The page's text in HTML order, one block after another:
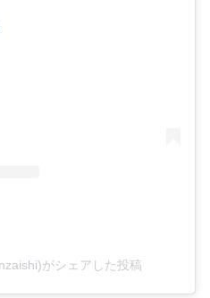
がシェアした投稿